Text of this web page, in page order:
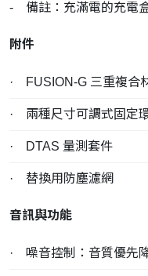
- 備註：充滿電的充電
附件
· FUSION-G 三重複合
· 兩種尺寸可調式固定
· DTAS 量測套件
· 替換用防塵濾網
音訊與功能
· 噪音控制：音質優先